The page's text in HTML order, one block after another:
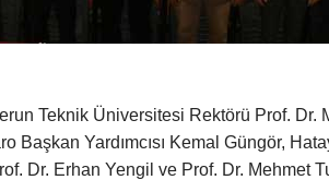
Teknik Üniversitesi Rektörü Prof. Dr.
Yardımcısı Kemal Güngör,
Dr. Erhan Yengil ve Prof. Dr. Mehmet